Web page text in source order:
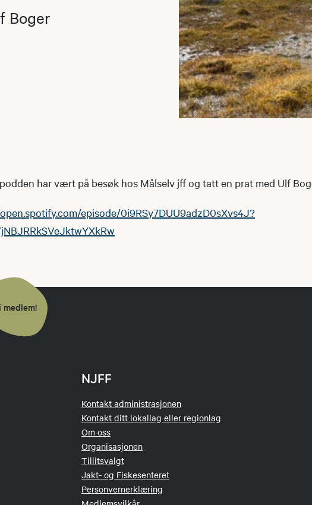
Boger
har vært på besøk hos Målselv jff og tatt en prat med Ulf
episode/0i9RSy7DUU9adzD0sXvs4J?
medlem!
NJFF
Kontakt administrasjonen
Kontakt ditt lokallag eller regionlag
Om oss
Organisasjonen
Tillitsvalgt
Jakt- og Fiskesenteret
Personvernerklæring